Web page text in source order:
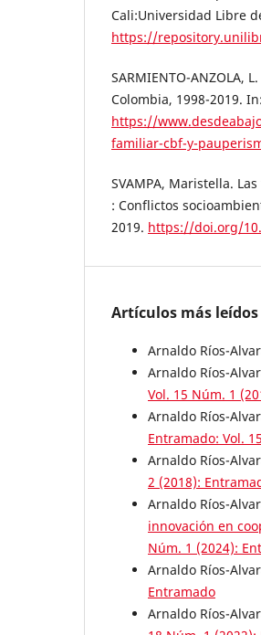
Cali:Universidad Libre
https://
SARMIENTO-ANZOLA,
Colombia, 1998-2019.
https://
familiar-cbf-y-
SVAMPA, Maristella.
: Conflictos
2019. https://doi.org/
Artículos más
Arnaldo Ríos-
Arnaldo Ríos-
Vol. 15 Núm. 1
Arnaldo Ríos-
Entramado: Vol.
Arnaldo Ríos-
2 (2018):
Arnaldo Ríos-
innovación en
Núm. 1 (2024):
Arnaldo Ríos-
Entramado
Arnaldo Ríos-